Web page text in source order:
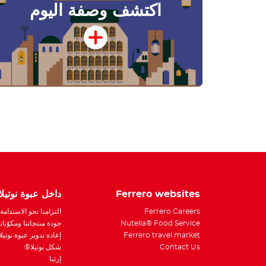
اكتشف وصفة اليوم
Ferrero websites
Ferrero Careers
Nutella® Food Service
Ferrero travel market
Contact Us
داخل عبوة
التزامنا نحو الاستدامة
جودة منتجاتنا
إعادة تدوير عبوة
شكل نوتيلا®
إرثنا